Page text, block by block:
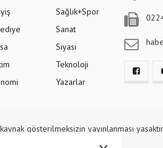
Sağlık+Spor
Sanat
Siyasi
Teknoloji
Yazarlar
gösterilmeksizin yayınlanması